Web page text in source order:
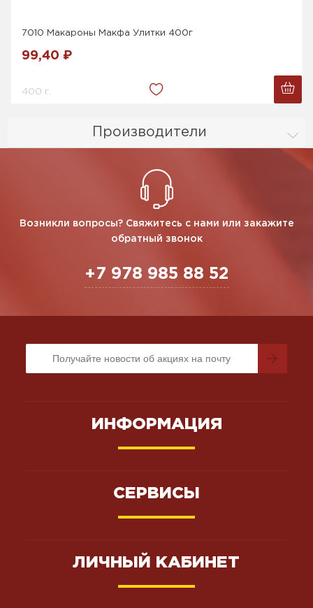
Производители
7010 Макароны Макфа Улитки 400г
99,40 ₽
400 г.
Возникли вопросы? Свяжитесь с нами или закажите
обратный звонок
+7 978 985 88 52
ИНФОРМАЦИЯ
СЕРВИСЫ
ЛИЧНЫЙ КАБИНЕТ